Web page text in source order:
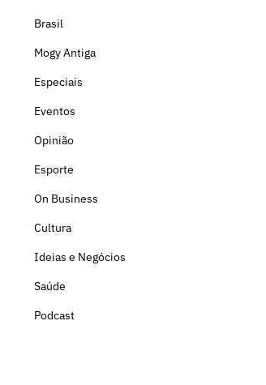
Brasil
Mogy Antiga
Especiais
Eventos
Opinião
Esporte
On Business
Cultura
Ideias e Negócios
Saúde
Podcast